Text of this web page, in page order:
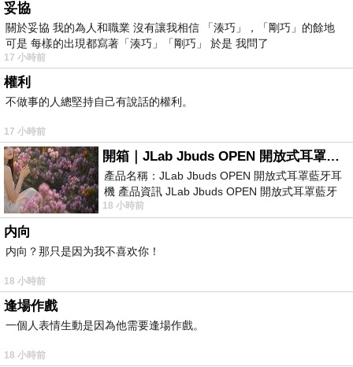
妥協
關於妥協 我的為人和職業 沒有讓我相信 「湊巧」，「剛巧」的餘地
可是 每樣的出現都寫著「湊巧」「剛巧」 於是 我問了
17 小時前
權利
不做事的人總堅持自己有說話的權利。
17 小時前
開箱｜JLab Jbuds OPEN 開放式耳罩藍牙耳機 - 設計美學，輕巧、透氣、環境音全物理達成！
產品名稱：JLab Jbuds OPEN 開放式耳罩藍牙耳
機 產品資訊 JLab Jbuds OPEN 開放式耳罩藍牙
耳機評語：非常有特色，值得喜愛美型工
18 小時前
内向
内向？那只是因为我不喜欢你！
18 小時前
逢場作戲
一個人表情生動是因為他需要逢場作戲。
18 小時前